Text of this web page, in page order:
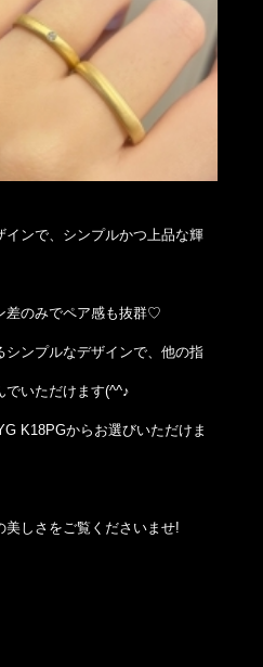
ンで、シンプルかつ上品な輝
差のみでペア感も抜群♡
ンプルなデザインで、他の指
でいただけます(^^♪
K18PGからお選びいただけま
しさをご覧くださいませ!